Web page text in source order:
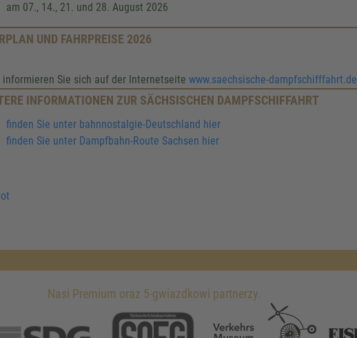
am 07., 14., 21. und 28. August 2026
UND FAHRPREISE 2026
informieren Sie sich auf der Internetseite www.saechsische-dampfschifffahrt.de
INFORMATIONEN ZUR SÄCHSISCHEN DAMPFSCHIFFAHRT
finden Sie unter bahnnostalgie-Deutschland hier
finden Sie unter Dampfbahn-Route Sachsen hier
Nasi Premium oraz 5-gwiazdkowi partnerzy.